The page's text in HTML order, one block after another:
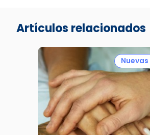
Artículos relacionados